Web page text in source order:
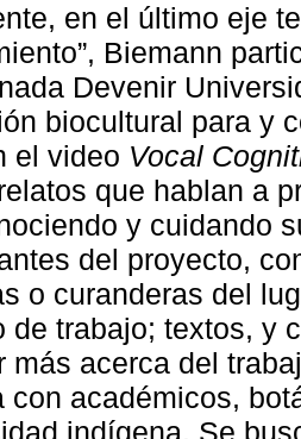
en el último eje
Biemann
Devenir
biocultural para y
el video Vocal
que hablan a
y cuidando
del proyecto,
o curanderas del
de trabajo; textos, y
más acerca del
con académicos,